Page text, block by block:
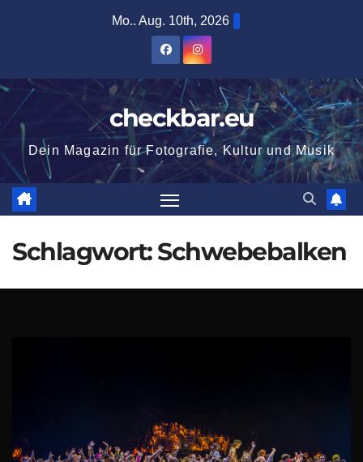
Mo.. Aug. 10th, 2026
checkbar.eu
Dein Magazin für Fotografie, Kultur und Musik
Schlagwort:Schwebebalken